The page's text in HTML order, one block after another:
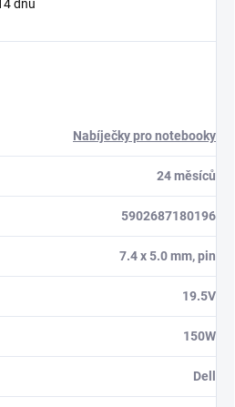
dnů
Nabíječky pro notebooky
24 měsíců
5902687180196
7.4 x 5.0 mm, pin
19.5V
150W
Dell